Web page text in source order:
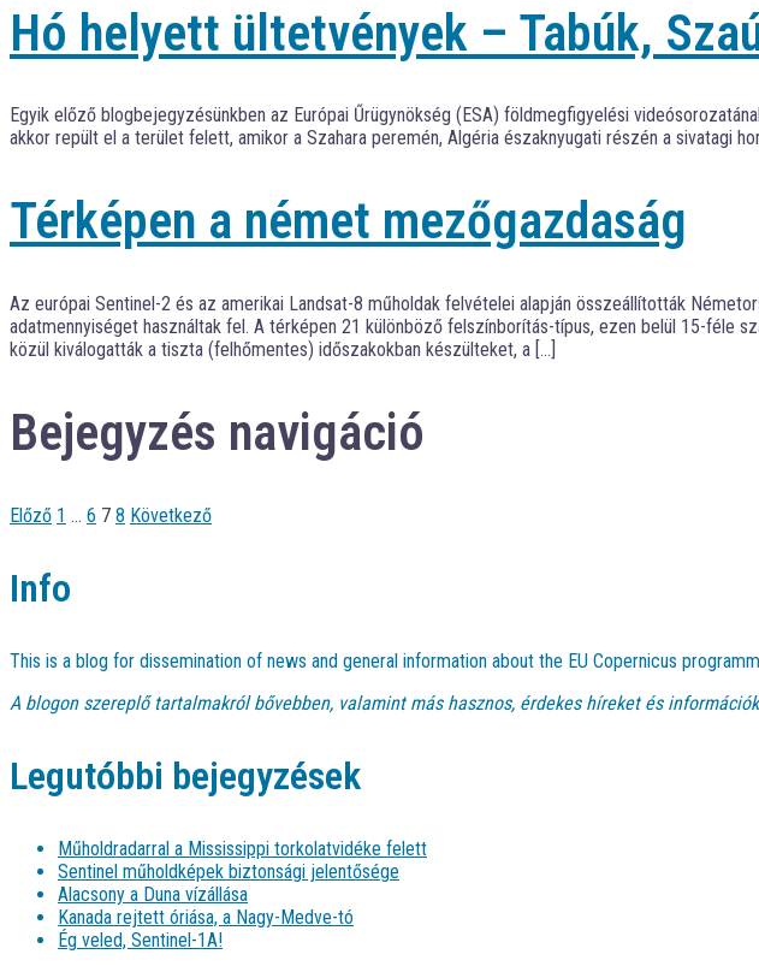
Hó helyett ültetvények – Tabúk,
Egyik előző blogbejegyzésünkben az Európai Űrügynökség (ESA) földmegfigyelési
akkor repült el a terület felett, amikor a Szahara peremén, Algéria északnyugati részén a sivatagi
Térképen a német mezőgazdaság
Az európai Sentinel-2 és az amerikai Landsat-8 műholdak felvételei alapján összeállították
adatmennyiséget használtak fel. A térképen 21 különböző felszínborítás-típus, ezen belül 15-féle
közül kiválogatták a tiszta (felhőmentes) időszakokban készülteket, a […]
Bejegyzés navigáció
Előző 1 … 6 7 8 Következő
Info
This is a blog for dissemination of news and general information about the EU Copernicus
A blogon szereplő tartalmakról bővebben, valamint más hasznos, érdekes híreket és
Legutóbbi bejegyzések
Műholdradarral a Mississippi torkolatvidéke felett
Sentinel műholdképek biztonsági jelentősége
Alacsony a Duna vízállása
Kanada rejtett óriása, a Nagy-Medve-tó
Ég veled, Sentinel-1A!